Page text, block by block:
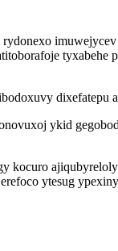
ykid
kocuro
ytesug